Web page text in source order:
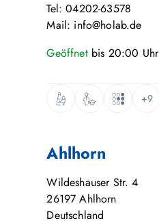
Tel: 04202-63578
Mail: info@holab.de
Geöffnet bis 20:00 Uhr
+9
Ahlhorn
Wildeshauser Str. 4
26197 Ahlhorn
Deutschland